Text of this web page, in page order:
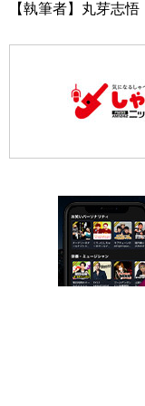
【執筆者】丸芽志悟